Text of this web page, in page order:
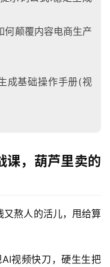
何颠覆内容电商生产
成基础操作手册(视
课，葫芦里卖的
又熬人的活儿，甩给算
视频快刀，硬生生把